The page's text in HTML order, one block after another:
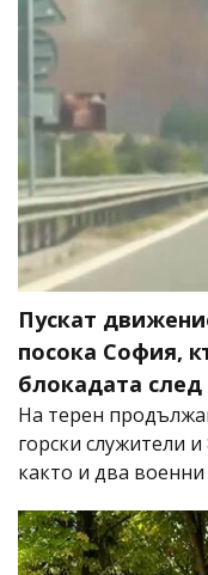
Пускат
посока София,
блокадата след
На терен
горски служители
както и два